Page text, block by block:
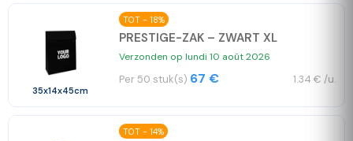
35x14x45cm
TOT - 18%
PRESTIGE-ZAK – ZWART XL
Verzonden op lundi 10 août 2026
Per 50 stuk(s) 67 € 1.34 € /u.
TOT - 14%